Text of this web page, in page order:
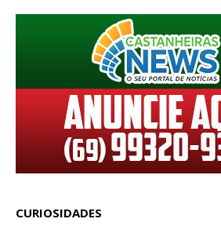
CURIOSIDADES